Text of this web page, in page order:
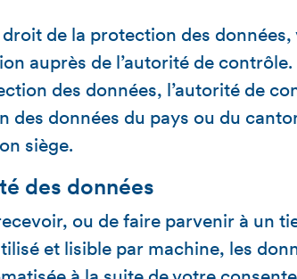
de la protection des
auprès de l’autorité de
des données, l’autorité de
des données du pays ou du
siège.
des données
ou de faire parvenir à un
et lisible par machine, les